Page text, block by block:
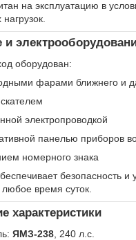
на эксплуатацию в
оборудован:
фарами ближнего и
электропроводкой
панелью приборов
номерного знака
безопасность и
время суток.
характеристики
ЯМЗ-238 , 240 л.с.